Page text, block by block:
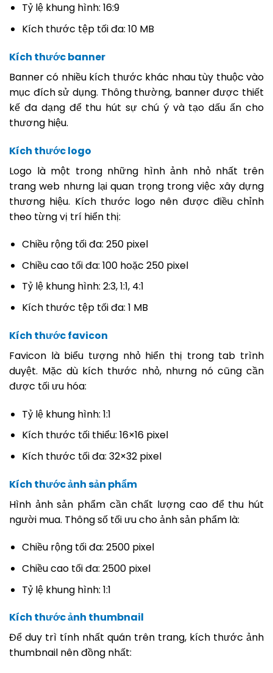
Tỷ lệ khung hình: 16:9
Kích thước tệp tối đa: 10 MB
Kích thước banner
Banner có nhiều kích thước khác nhau tùy thuộc vào
mục đích sử dụng. Thông thường, banner được thiết
kế đa dạng để thu hút sự chú ý và tạo dấu ấn cho
thương hiệu.
Kích thước logo
Logo là một trong những hình ảnh nhỏ nhất trên
trang web nhưng lại quan trọng trong việc xây dựng
thương hiệu. Kích thước logo nên được điều chỉnh
theo từng vị trí hiển thị:
Chiều rộng tối đa: 250 pixel
Chiều cao tối đa: 100 hoặc 250 pixel
Tỷ lệ khung hình: 2:3, 1:1, 4:1
Kích thước tệp tối đa: 1 MB
Kích thước favicon
Favicon là biểu tượng nhỏ hiển thị trong tab trình
duyệt. Mặc dù kích thước nhỏ, nhưng nó cũng cần
được tối ưu hóa:
Tỷ lệ khung hình: 1:1
Kích thước tối thiểu: 16×16 pixel
Kích thước tối đa: 32×32 pixel
Kích thước ảnh sản phẩm
Hình ảnh sản phẩm cần chất lượng cao để thu hút
người mua. Thông số tối ưu cho ảnh sản phẩm là:
Chiều rộng tối đa: 2500 pixel
Chiều cao tối đa: 2500 pixel
Tỷ lệ khung hình: 1:1
Kích thước ảnh thumbnail
Để duy trì tính nhất quán trên trang, kích thước ảnh
thumbnail nên đồng nhất: